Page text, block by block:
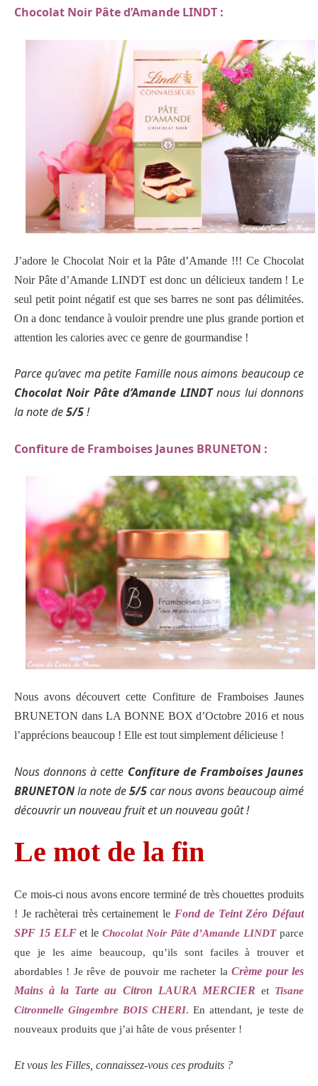
Chocolat Noir Pâte d’Amande LINDT :
J’adore le Chocolat Noir et la Pâte d’Amande !!! Ce Chocolat
Noir Pâte d’Amande LINDT est donc un délicieux tandem ! Le
seul petit point négatif est que ses barres ne sont pas délimitées.
On a donc tendance à vouloir prendre une plus grande portion et
attention les calories avec ce genre de gourmandise !
Parce qu’avec ma petite Famille nous aimons beaucoup ce
Chocolat Noir Pâte d’Amande LINDTnous lui donnons
la note de5/5!
Confiture de Framboises Jaunes BRUNETON :
Nous avons découvert cette Confiture de Framboises Jaunes
BRUNETON dans LA BONNE BOX d’Octobre 2016 et nous
l’apprécions beaucoup ! Elle est tout simplement délicieuse !
Nous donnons à cette Confiture de Framboises Jaunes
BRUNETONla note de5/5car nous avons beaucoup aimé
découvrir un nouveau fruit et un nouveau goût !
Le mot de la fin
Ce mois-ci nous avons encore terminé de très chouettes produits
! Je rachèterai très certainement le Fond de Teint Zéro Défaut
SPF 15 ELF et le Chocolat Noir Pâte d’Amande LINDT parce
que je les aime beaucoup, qu’ils sont faciles à trouver et
abordables ! Je rêve de pouvoir me racheter laCrème pour les
Mains à la Tarte au Citron LAURA MERCIER et Tisane
Citronnelle Gingembre BOIS CHERI. En attendant, je teste de
nouveaux produits que j’ai hâte de vous présenter !
Et vous les Filles, connaissez-vous ces produits ?